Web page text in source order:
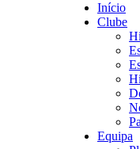
Início
Clube
Equipa